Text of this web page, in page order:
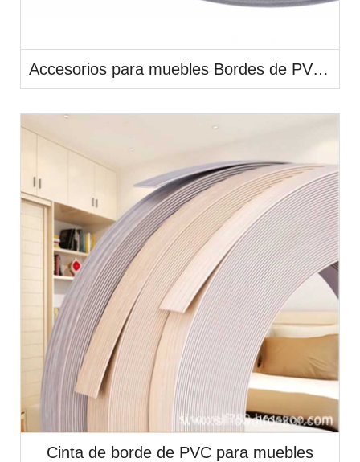
Accesorios para muebles Bordes de PVC con acabado mate
Cinta de borde de PVC para muebles